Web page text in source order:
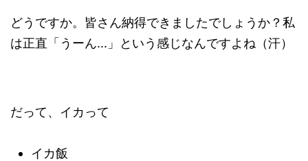
どうですか。皆さん納得できましたでしょうか？私
は正直「うーん...」という感じなんですよね（汗）
だって、イカって
イカ飯